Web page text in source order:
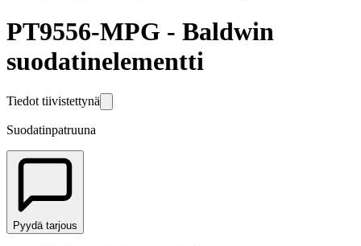
PT9556-MPG - Baldwin
suodatinelementti
Tiedot tiivistettynä
Suodatinpatruuna
Pyydä tarjous